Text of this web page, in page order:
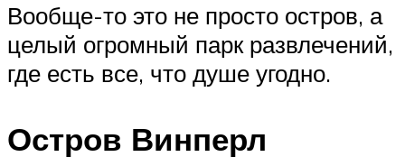
Вообще-то это не просто остров, а
целый огромный парк развлечений,
где есть все, что душе угодно.
Остров Винперл